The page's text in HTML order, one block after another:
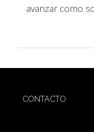
avanzar como
CONTACTO